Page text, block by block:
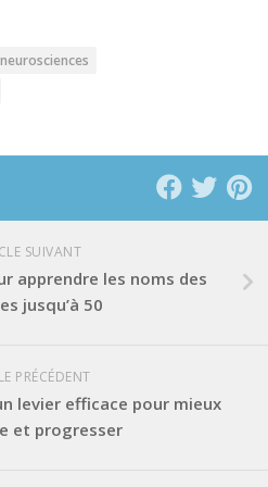
neurosciences
SUIVANT
apprendre les noms des
jusqu’à 50
PRÉCÉDENT
levier efficace pour mieux
et progresser